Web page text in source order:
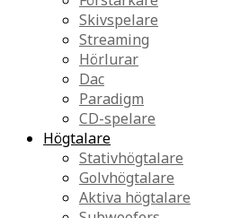
Skivspelare
Streaming
Hörlurar
Dac
Paradigm
CD-spelare
Högtalare
Stativhögtalare
Golvhögtalare
Aktiva högtalare